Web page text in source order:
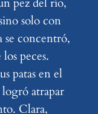
pez del río,
solo con
se concentró,
peces.
patas en el
atrapar
Clara,